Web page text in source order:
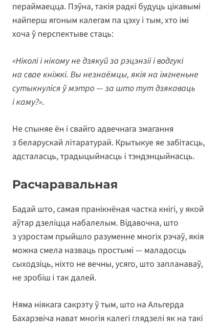
пераймаецца. Пэўна, такія радкі будуць цікавымі
найперш ягоным калегам па цэху і тым, хто імі
хоча ў перспектыве стаць:
«Ніколі і нікому не дзякуй за рэцэнзіі і водгукі
на свае кніжкі. Вы незнаёмцы, якія на імгненьне
сутыкнуліся ў мэтро — за што тут дзякаваць
і каму?».
Не спыняе ён і свайго адвечнага змагання
з беларускай літаратурай. Крытыкуе яе забітасць,
адсталасць, традыцыйнасць і тэндэнцыйнасць.
Расчаравальная
Бадай што, самая пранікнёная частка кнігі, у якой
аўтар дзеліцца набалелым. Відавочна, што
з узростам прыйшло разуменне многіх рэчаў, якія
можна смела назваць простымі — маладосць
сыходзіць, ніхто не вечны, усяго, што запланаваў,
не зробіш і так далей.
Няма ніякага сакрэту ў тым, што на Альгерда
Бахарэвіча нават многія калегі глядзелі як на такі